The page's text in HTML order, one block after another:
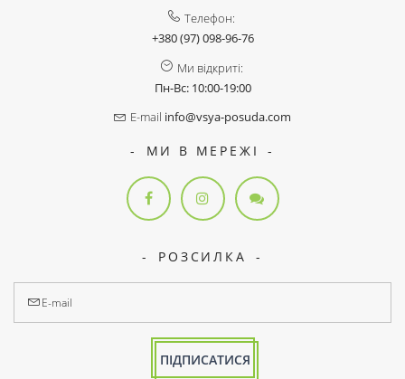
Телефон:
+380 (97) 098-96-76
Ми відкриті:
Пн-Вс: 10:00-19:00
E-mail info@vsya-posuda.com
МИ В МЕРЕЖІ
РОЗСИЛКА
ПІДПИСАТИСЯ